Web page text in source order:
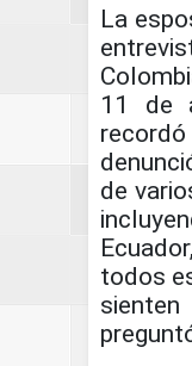
La
11 de
de
todos